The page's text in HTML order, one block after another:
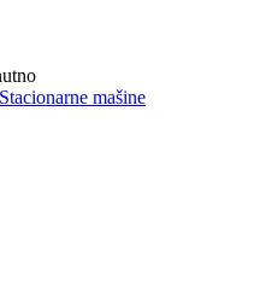
Stacionarne mašine